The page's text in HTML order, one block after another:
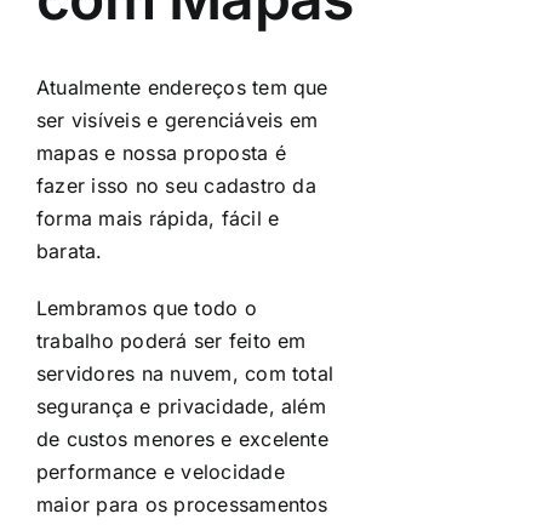
Atualmente endereços tem que
ser visíveis e gerenciáveis em
mapas e nossa proposta é
fazer isso no seu cadastro da
forma mais rápida, fácil e
barata.
Lembramos que todo o
trabalho poderá ser feito em
servidores na nuvem, com total
segurança e privacidade, além
de custos menores e excelente
performance e velocidade
maior para os processamentos